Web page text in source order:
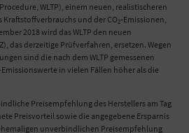
WLTP), einem neuen, realistischeren
Kraftstoffverbrauchs und der CO2-Emissionen,
2018 wird das WLTP den neuen
das derzeitige Prüfverfahren, ersetzen. Wegen
sind die nach dem WLTP gemessenen
in vielen Fällen höher als die
Preisempfehlung des Herstellers am Tag
Preisvorteil sowie die angegebene Ersparnis
unverbindlichen Preisempfehlung